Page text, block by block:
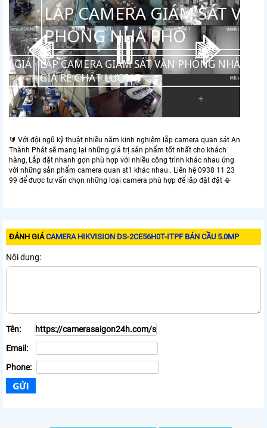
GIÁM SÁT CỬA
SẢN
LẮP CAMERA CỬA HÀNG HẢI SẢN GIÁ
🔰 Với đội ngũ kỹ thuật nhiều năm kinh nghiệm lắp camera quan sát An
Thành Phát sẽ mang lại những giá trị sản phẩm tốt nhất cho khách
hàng, Lắp đặt nhanh gọn phù hợp với nhiều công trình khác nhau ứng
với những sản phẩm camera quan st1 khác nhau . Liên hệ 0938 11 23
99 để được tư vấn chọn những loại camera phù hợp để lắp đặt đặt 📳
ĐÁNH GIÁCAMERA HIKVISION DS-2CE56H0T-ITPF BÁN CẦU 5.0MP
Nội dung:
Tên:
Email:
Phone: